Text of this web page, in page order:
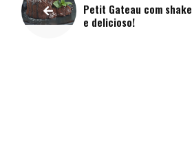
VariedadesPetit Gateau com shake
e delicioso!